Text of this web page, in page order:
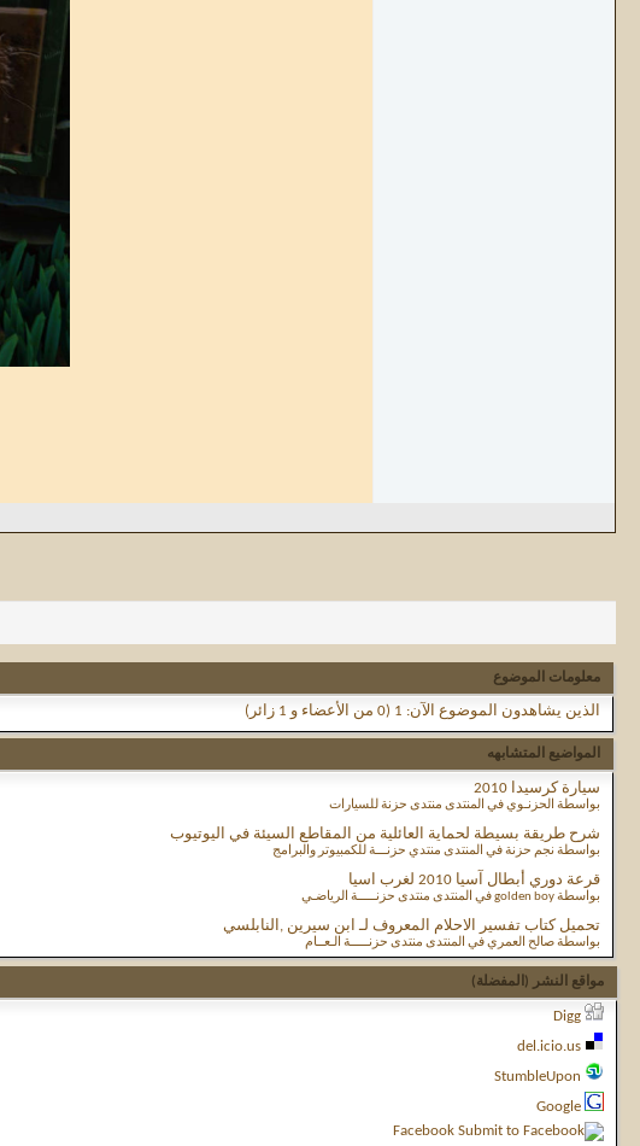
معلومات الموضوع
الذين يشاهدون الموضوع الآن: 1 (0 من الأعضاء و 1 زائر)
المواضيع المتشابهه
سيارة كرسيدا 2010
بواسطة الحزنـوي في المنتدى منتدى حزنة للسيارات
شرح طريقة بسيطة لحماية العائلية من المقاطع السيئة في اليوتيوب
بواسطة نجم حزنة في المنتدى منتدي حزنـــة للكمبيوتر والبرامج
قرعة دوري أبطال آسيا 2010 لغرب اسيا
بواسطة golden boy في المنتدى منتدى حزنـــــة الرياضـي
تحميل كتاب تفسير الاحلام المعروف لـ ابن سيرين ,النابلسي
بواسطة صالح العمري في المنتدى منتدى حزنـــــة الـعــام
مواقع النشر (المفضلة)
Digg
del.icio.us
StumbleUpon
Google
Facebook